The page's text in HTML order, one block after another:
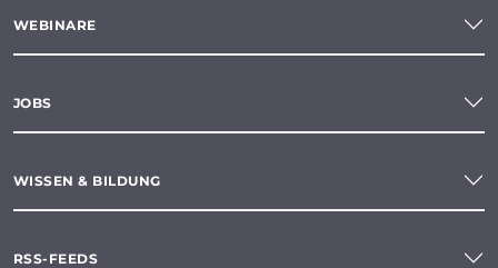
WEBINARE
JOBS
WISSEN & BILDUNG
RSS-FEEDS